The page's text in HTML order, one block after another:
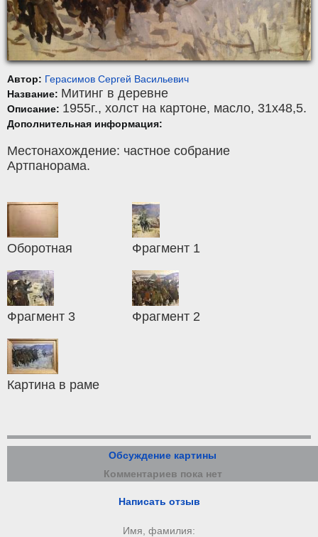
Автор: Герасимов Сергей Васильевич
Название: Митинг в деревне
Описание: 1955г., холст на картоне, масло, 31x48,5.
Дополнительная информация:
Местонахождение: частное собрание
Артпанорама.
Оборотная Фрагмент 1
Фрагмент 3 Фрагмент 2
Картина в раме
Обсуждение картины
Комментариев пока нет
Написать отзыв
Имя, фамилия: